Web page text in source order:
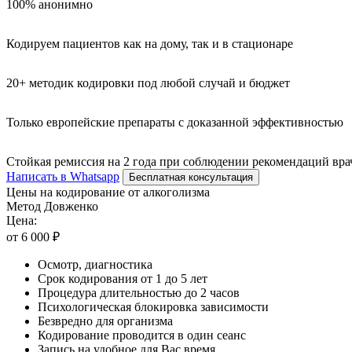
100% анонимно
Кодируем пациентов как на дому, так и в стационаре
20+ методик кодировки под любой случай и бюджет
Только европейские препараты с доказанной эффективностью
Стойкая ремиссия на 2 года при соблюдении рекомендаций
Написать в Whatsapp
Бесплатная консультация
Цены на кодирование от алкоголизма
Метод Довженко
Цена:
от 6 000 ₽
Осмотр, диагностика
Срок кодирования от 1 до 5 лет
Процедура длительностью до 2 часов
Психологическая блокировка зависимости
Безвредно для организма
Кодирование проводится в один сеанс
Запись на удобное для Вас время